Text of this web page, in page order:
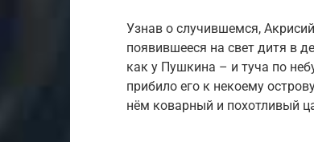
Узнав о случившемся,
появившееся на свет дитя в
как у Пушкина – и туча по
прибило его к некоему
нём коварный и похотливый